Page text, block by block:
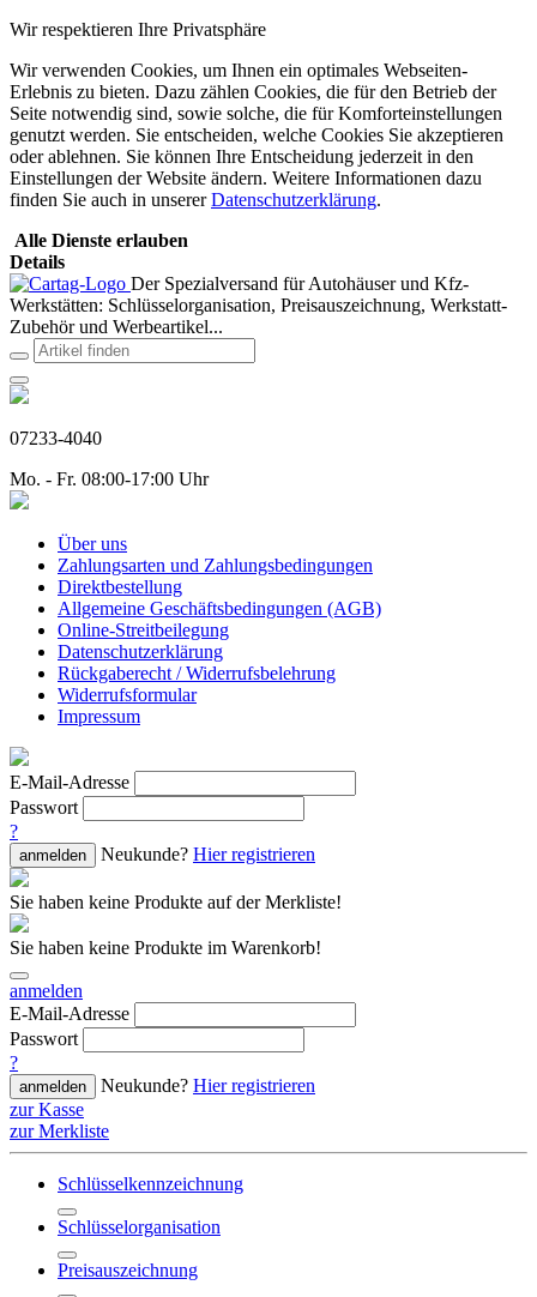
Wir respektieren Ihre Privatsphäre
Wir verwenden Cookies, um Ihnen ein optimales Webseiten-
Erlebnis zu bieten. Dazu zählen Cookies, die für den Betrieb der
Seite notwendig sind, sowie solche, die für Komforteinstellungen
genutzt werden. Sie entscheiden, welche Cookies Sie akzeptieren
oder ablehnen. Sie können Ihre Entscheidung jederzeit in den
Einstellungen der Website ändern. Weitere Informationen dazu
finden Sie auch in unsererDatenschutzerklärung.
Alle Dienste erlauben
Details
Der Spezialversand für Autohäuser und Kfz-
Werkstätten: Schlüsselorganisation, Preisauszeichnung, Werkstatt-
Zubehör und Werbeartikel...
07233-4040
Mo. - Fr. 08:00-17:00 Uhr
Über uns
Zahlungsarten und Zahlungsbedingungen
Direktbestellung
Allgemeine Geschäftsbedingungen (AGB)
Online-Streitbeilegung
Datenschutzerklärung
Rückgaberecht / Widerrufsbelehrung
Widerrufsformular
Impressum
E-Mail-Adresse
Passwort
?
anmelden Neukunde? Hier registrieren
Sie haben keine Produkte auf der Merkliste!
Sie haben keine Produkte im Warenkorb!
anmelden
E-Mail-Adresse
Passwort
?
anmelden Neukunde? Hier registrieren
zur Kasse
zur Merkliste
Schlüsselkennzeichnung
Schlüsselorganisation
Preisauszeichnung